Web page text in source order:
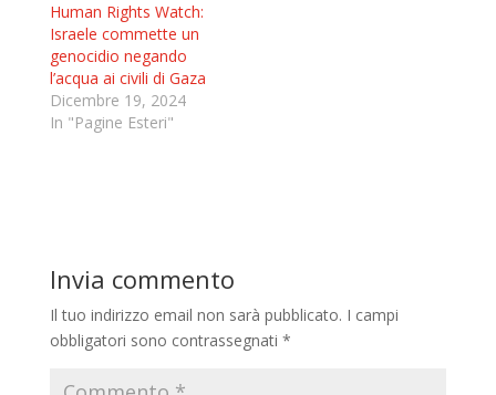
Human Rights Watch:
Israele commette un
genocidio negando
l’acqua ai civili di Gaza
Dicembre 19, 2024
In "Pagine Esteri"
Invia commento
Il tuo indirizzo email non sarà pubblicato. I campi
obbligatori sono contrassegnati *